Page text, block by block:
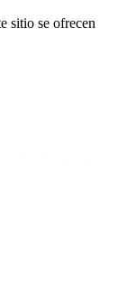
sitio se ofrecen